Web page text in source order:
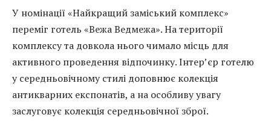
У номінації «Найкращий заміський комплекс»
переміг готель «Вежа Ведмежа». На території
комплексу та довкола нього чимало місць для
активного проведення відпочинку. Інтер’єр готелю
у середньовічному стилі доповнює колекція
антикварних експонатів, а на особливу увагу
заслуговує колекція середньовічної зброї.